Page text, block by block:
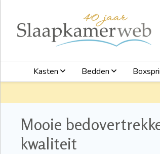
Kasten Bedden
Mooie
kwaliteit